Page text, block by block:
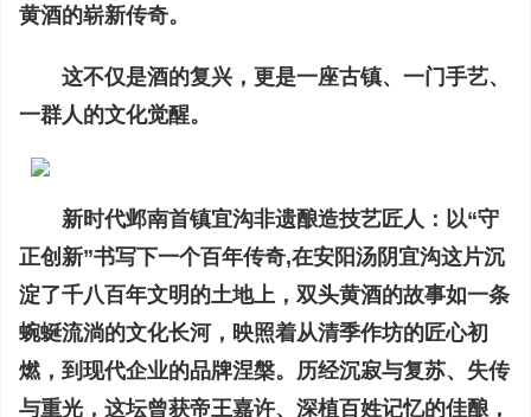
黄酒的崭新传奇。
这不仅是酒的复兴，更是一座古镇、一门手艺、
一群人的文化觉醒。
新时代邺南首镇宜沟非遗酿造技艺匠人：以“守
正创新”书写下一个百年传奇,在安阳汤阴宜沟这片沉
淀了千八百年文明的土地上，双头黄酒的故事如一条
蜿蜒流淌的文化长河，映照着从清季作坊的匠心初
燃，到现代企业的品牌涅槃。历经沉寂与复苏、失传
与重光，这坛曾获帝王嘉许、深植百姓记忆的佳酿，